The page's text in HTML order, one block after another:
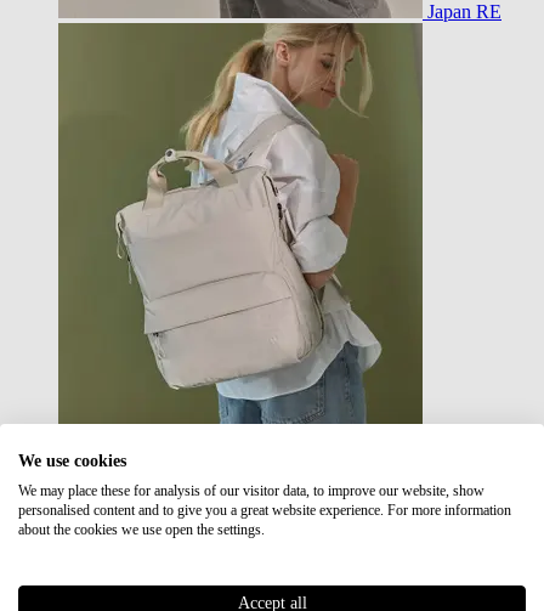
Japan RE
Japan RE lite
Sale
We use cookies
We may place these for analysis of our visitor data, to improve our website, show
personalised content and to give you a great website experience. For more information
about the cookies we use open the settings.
Accept all